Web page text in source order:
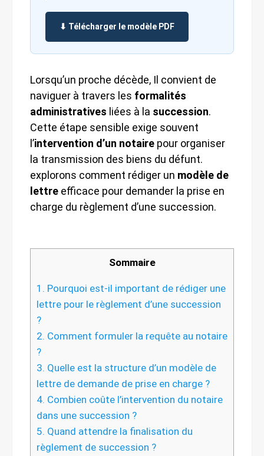
⬇ Télécharger le modèle PDF
Lorsqu’un proche décède, Il convient de
naviguer à travers les formalités
administratives liées à la succession.
Cette étape sensible exige souvent
l’intervention d’un notaire pour organiser
la transmission des biens du défunt.
explorons comment rédiger un modèle de
lettre efficace pour demander la prise en
charge du règlement d’une succession.
Sommaire
1. Pourquoi est-il important de rédiger une
lettre pour le règlement d’une succession
?
2. Comment formuler la requête au notaire
?
3. Quelle est la structure d’un modèle de
lettre de demande de prise en charge ?
4. Combien coûte l’intervention du notaire
dans une succession ?
5. Quand attendre la finalisation du
règlement de succession ?